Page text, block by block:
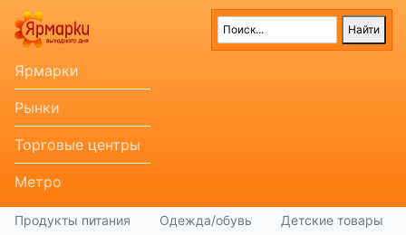
Ярмарки
Рынки
Торговые центры
Метро
Продукты питания Одежда/обувь
Детские товары